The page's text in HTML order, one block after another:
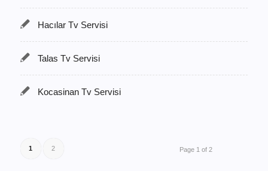
Hacılar Tv Servisi
Talas Tv Servisi
Kocasinan Tv Servisi
Page 1 of 2
1 2